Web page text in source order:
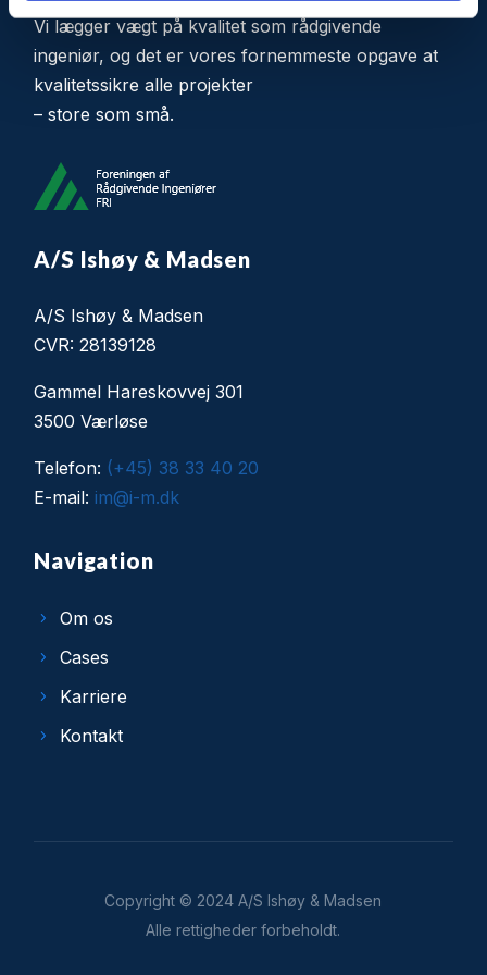
Vi lægger vægt på kvalitet som rådgivende
ingeniør, og det er vores fornemmeste opgave at
kvalitetssikre alle projekter
– store som små.
A/S Ishøy & Madsen
A/S Ishøy & Madsen
CVR: 28139128
Gammel Hareskovvej 301
3500 Værløse
Telefon: (+45) 38 33 40 20
E-mail:im@i-m.dk
Navigation
Om os
Cases
Karriere
Kontakt
Copyright © 2024A/S Ishøy & Madsen
Alle rettigheder forbeholdt.